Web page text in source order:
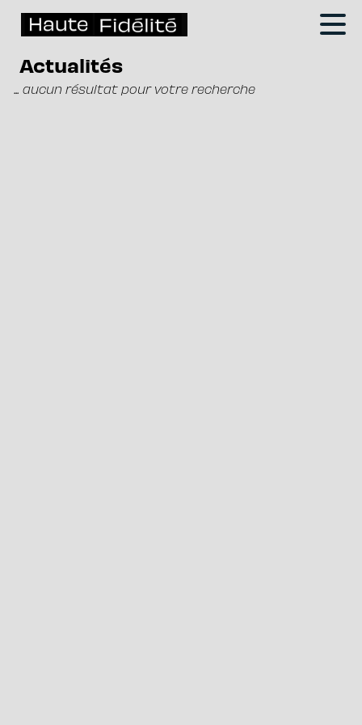
Actualités
... aucun résultat pour votre recherche